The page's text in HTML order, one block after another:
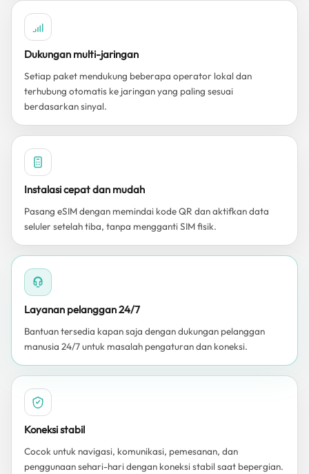
Dukungan multi-jaringan
Setiap paket mendukung beberapa operator lokal dan
terhubung otomatis ke jaringan yang paling sesuai
berdasarkan sinyal.
Instalasi cepat dan mudah
Pasang eSIM dengan memindai kode QR dan aktifkan data
seluler setelah tiba, tanpa mengganti SIM fisik.
Layanan pelanggan 24/7
Bantuan tersedia kapan saja dengan dukungan pelanggan
manusia 24/7 untuk masalah pengaturan dan koneksi.
Koneksi stabil
Cocok untuk navigasi, komunikasi, pemesanan, dan
penggunaan sehari-hari dengan koneksi stabil saat bepergian.